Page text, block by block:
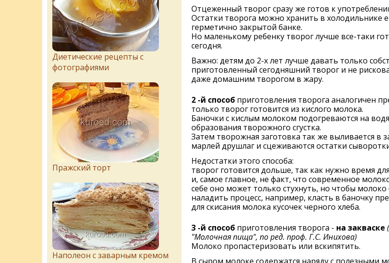
Отцеженный творог сразу же готов к
Остатки творога можно хранить в холодильнике
герметично закрытой банке.
Но маленькому ребенку творог лучше все-таки
сегодня.
Важно: детям до 2-х лет лучше давать только
приготовленный сегодняшний творог и не
даже домашним творогом в жару.
2 -й способприготовления творога аналогичен
только творог готовится из кислого молока.
Баночки с кислым молоком подогреваются на
образования творожного сгустка.
Затем творожная заготовка так же выливается в
марлей друшлаг и сцеживаются остатки
Недостатки этого способа:
творог готовится дольше, так как нужно время
и, самое главное, не факт, что современное
себе оно может только стухнуть, но чтобы молоко
наладить процесс, например, класть в баночку
для скисания молока кусочек черного хлеба.
3 -й способприготовления творога - на закваске
"Молочная пища", по ред. проф. Г.С. Инихова)
Молоко пропастеризовать или вскипятить.
Диетические рецепты с
фотографиями
Пражский торт
Наполеон с заварным кремом